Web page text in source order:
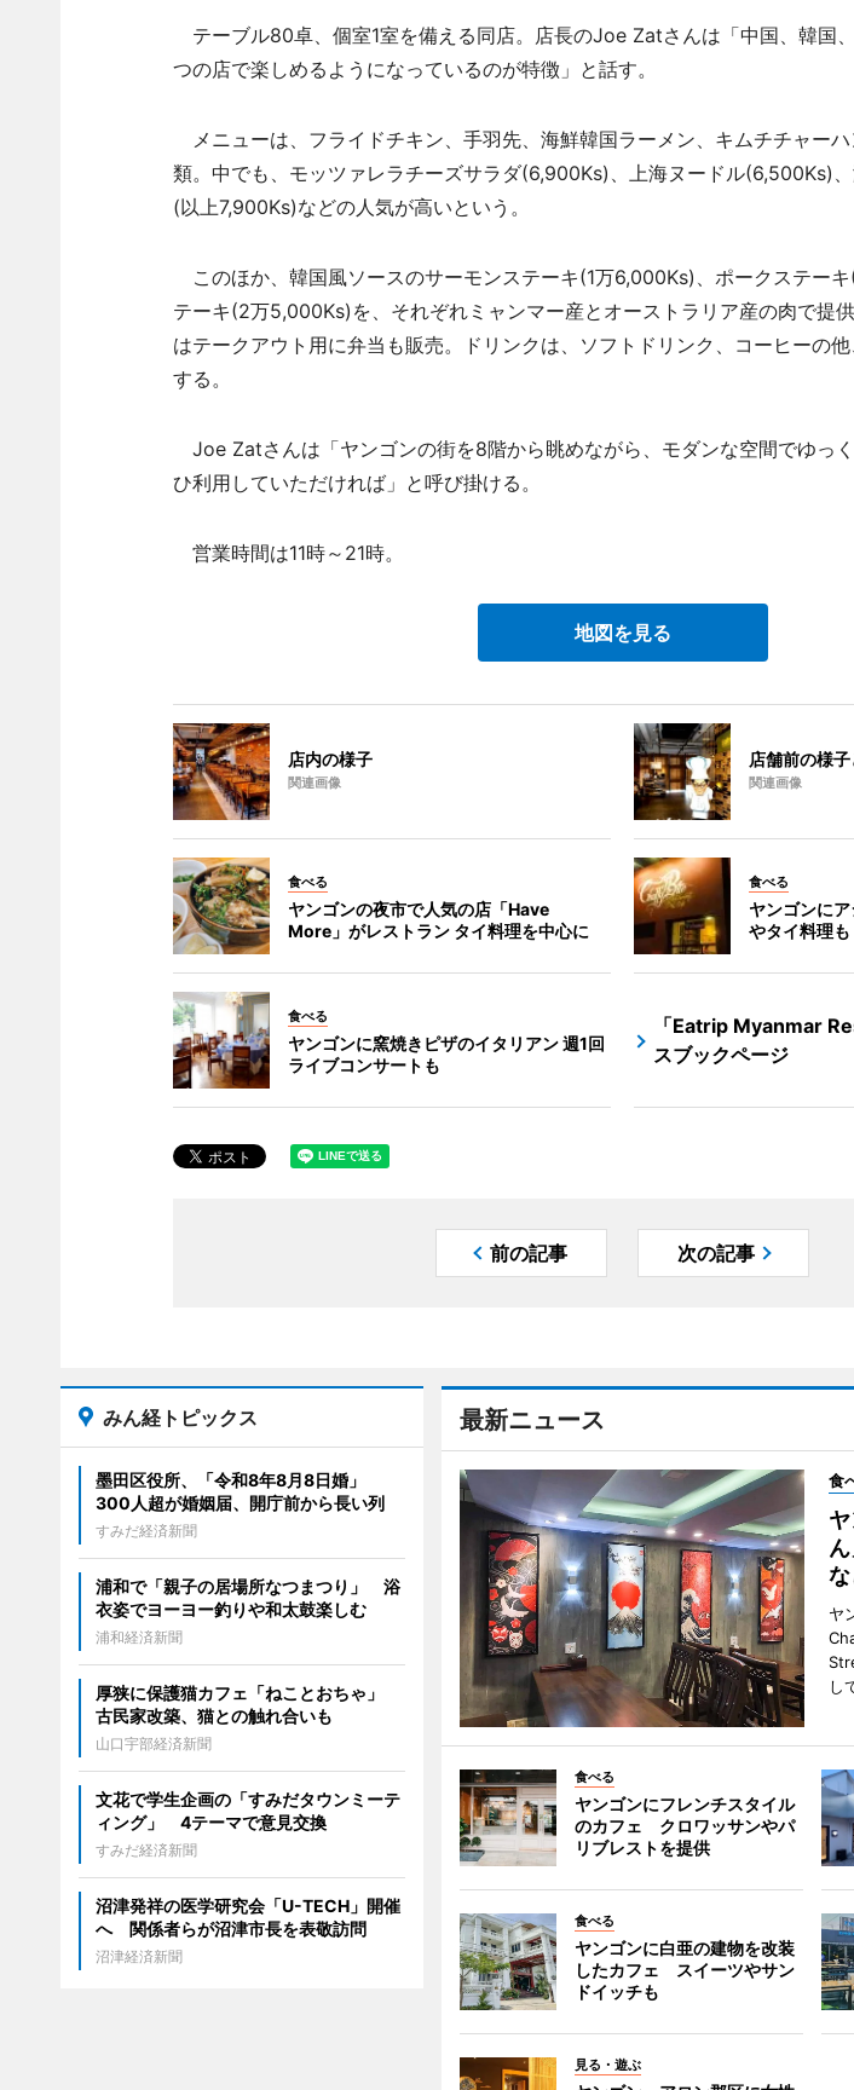
テーブル80卓、個室1室を備える同店。店長のJoe Zatさんは「中国、韓国
つの店で楽しめるようになっているのが特徴」と話す。
メニューは、フライドチキン、手羽先、海鮮韓国ラーメン、キムチチャー
類。中でも、モッツァレラチーズサラダ(6,900Ks)、上海ヌードル(6,500Ks)
(以上7,900Ks)などの人気が高いという。
このほか、韓国風ソースのサーモンステーキ(1万6,000Ks)、ポークステー
テーキ(2万5,000Ks)を、それぞれミャンマー産とオーストラリア産の肉で提
はテークアウト用に弁当も販売。ドリンクは、ソフトドリンク、コーヒーの
する。
Joe Zatさんは「ヤンゴンの街を8階から眺めながら、モダンな空間でゆっ
ひ利用していただければ」と呼び掛ける。
営業時間は11時～21時。
地図を見る
店内の様子
関連画像
店舗前の様
関連画像
食べる
ヤンゴンの夜市で人気の店「Have
More」がレストラン タイ料理を中心に
食べる
ヤンゴンに
やタイ料理も
食べる
ヤンゴンに窯焼きピザのイタリアン 週1回
ライブコンサートも
「Eatrip Myanmar
スブックページ
前の記事 次の記事
最新ニュース
食
ヤ
し
食べる
ヤンゴンにフレンチスタイル
のカフェ クロワッサンやパ
リブレストを提供
食べる
ヤンゴンに白亜の建物を改装
したカフェ スイーツやサン
ドイッチも
見る・遊ぶ
みん経トピックス
墨田区役所、「令和8年8月8日婚」
300人超が婚姻届、開庁前から長い列
すみだ経済新聞
浦和で「親子の居場所なつまつり」 浴
衣姿でヨーヨー釣りや和太鼓楽しむ
浦和経済新聞
厚狭に保護猫カフェ「ねことおちゃ」
古民家改築、猫との触れ合いも
山口宇部経済新聞
文花で学生企画の「すみだタウンミーテ
ィング」 4テーマで意見交換
すみだ経済新聞
沼津発祥の医学研究会「U-TECH」開催
へ 関係者らが沼津市長を表敬訪問
沼津経済新聞